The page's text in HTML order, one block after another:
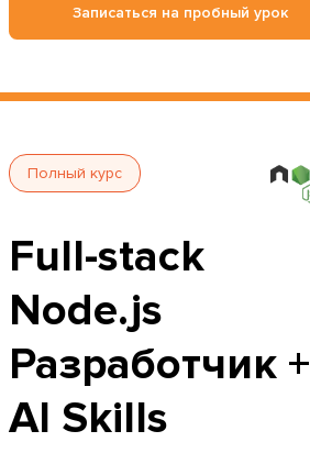
Записаться на пробный урок
Полный курс
Full-stack
Node.js
Разработчик +
AI Skills